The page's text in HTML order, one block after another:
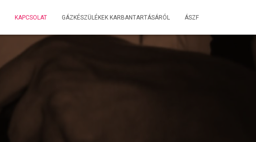
KAPCSOLAT GÁZKÉSZÜLÉKEK KARBANTARTÁSÁRÓL ÁSZF